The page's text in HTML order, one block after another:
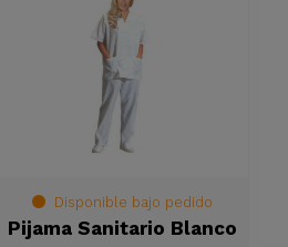
Disponible bajo pedido
Pijama Sanitario Blanco